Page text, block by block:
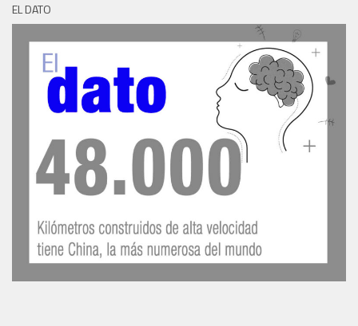
EL DATO